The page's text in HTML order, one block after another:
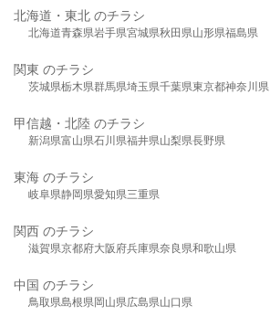
北海道・東北 のチラシ
北海道青森県岩手県宮城県秋田県山形県福島県
関東 のチラシ
茨城県栃木県群馬県埼玉県千葉県東京都神奈川県
甲信越・北陸 のチラシ
新潟県富山県石川県福井県山梨県長野県
東海 のチラシ
岐阜県静岡県愛知県三重県
関西 のチラシ
滋賀県京都府大阪府兵庫県奈良県和歌山県
中国 のチラシ
鳥取県島根県岡山県広島県山口県